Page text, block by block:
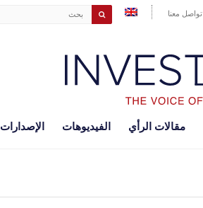
تواصل معنا
مقالات الرأي الفيديوهات الإصدارات